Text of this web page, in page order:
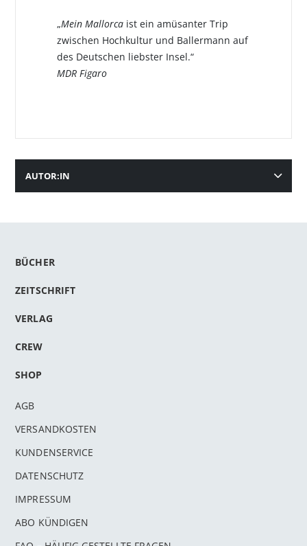
„Mein Mallorcaist ein amüsanter Trip
zwischen Hochkultur und Ballermann auf
des Deutschen liebster Insel.“
MDR Figaro
AUTOR:IN
BÜCHER
ZEITSCHRIFT
VERLAG
CREW
SHOP
AGB
VERSANDKOSTEN
KUNDENSERVICE
DATENSCHUTZ
IMPRESSUM
ABO KÜNDIGEN